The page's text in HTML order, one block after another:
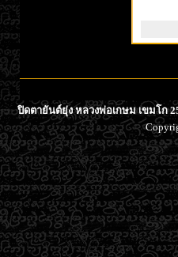
ปิดตายันต์ยุ่ง หลวงพ่อเกษม เขมโก